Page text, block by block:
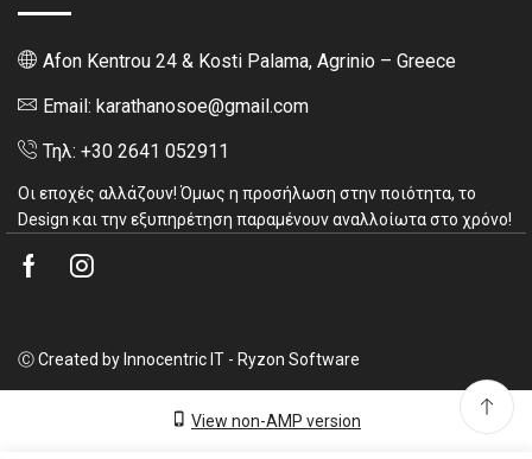
Afon Kentrou 24 & Kosti Palama, Agrinio – Greece
Email: karathanosoe@gmail.com
Τηλ: +30 2641 052911
Οι εποχές αλλάζουν! Όμως η προσήλωση στην ποιότητα, το
Design και την εξυπηρέτηση παραμένουν αναλλοίωτα στο χρόνο!
Facebook
Ⓒ Created by Innocentric IT - Ryzon Software
View non-AMP version